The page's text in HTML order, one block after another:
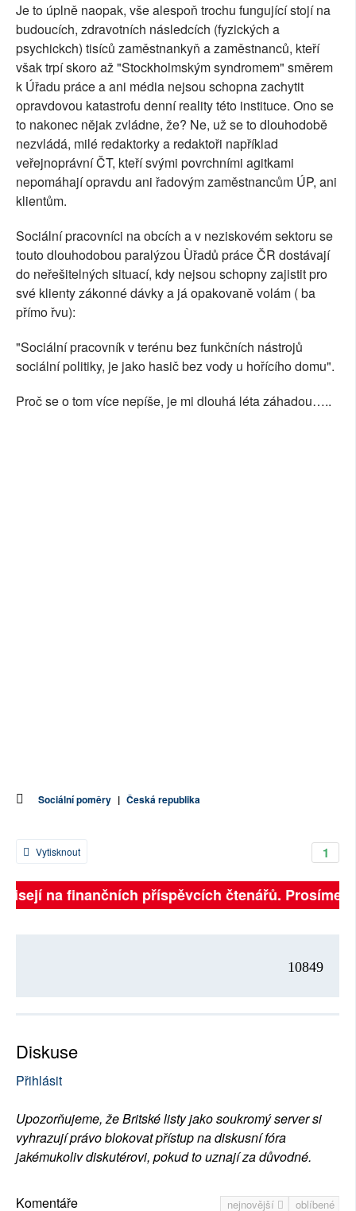
Je to úplně naopak, vše alespoň trochu fungující stojí na
budoucích, zdravotních následcích (fyzických a
psychickch) tisíců zaměstnankyň a zaměstnanců, kteří
však trpí skoro až "Stockholmským syndromem" směrem
k Úřadu práce a ani média nejsou schopna zachytit
opravdovou katastrofu denní reality této instituce. Ono se
to nakonec nějak zvládne, že? Ne, už se to dlouhodobě
nezvládá, milé redaktorky a redaktoři například
veřejnoprávní ČT, kteří svými povrchními agitkami
nepomáhají opravdu ani řadovým zaměstnancům ÚP, ani
klientům.
Sociální pracovníci na obcích a v neziskovém sektoru se
touto dlouhodobou paralýzou Ùřadů práce ČR dostávají
do neřešitelných situací, kdy nejsou schopny zajistit pro
své klienty zákonné dávky a já opakovaně volám ( ba
přímo řvu):
"Sociální pracovník v terénu bez funkčních nástrojů
sociální politiky, je jako hasič bez vody u hořícího domu".
Proč se o tom více nepíše, je mi dlouhá léta záhadou…..
Sociální poměry | Česká republika
1
Vytisknout
na finančních příspěvcích čtenářů. Prosíme,
10849
Diskuse
Přihlásit
Upozorňujeme, že Britské listy jako soukromý server si
vyhrazují právo blokovat přístup na diskusní fóra
jakémukoliv diskutérovi, pokud to uznají za důvodné.
nejnovější oblíbené
Komentáře